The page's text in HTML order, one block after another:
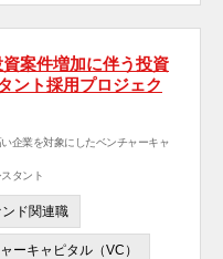
案件増加に伴う投資
ント採用プロジェク
企業を対象にしたベンチャーキャ
タント
ド関連職
ーキャピタル（VC）